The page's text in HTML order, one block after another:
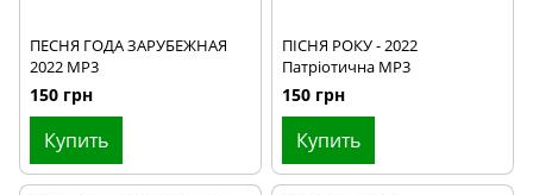
ПЕСНЯ ГОДА ЗАРУБЕЖНАЯ
2022 MP3
150 грн
Купить
ПIСНЯ РОКУ - 2022
Патріотична MP3
150 грн
Купить